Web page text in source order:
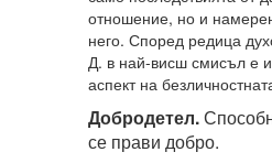
отношение, но и
него. Според редица
Д. в най-висш смисъл е
аспект на
Добродетел.
се прави добро.